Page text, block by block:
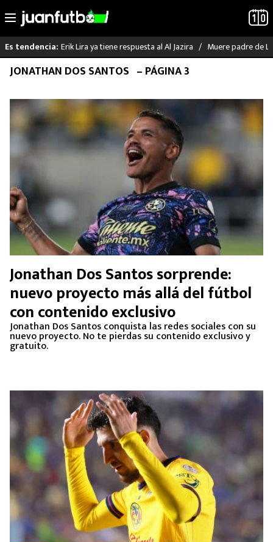
Saltar
Es tendencia: Erik Lira ya tiene respuesta al Al Jazira Muere padre de
LO ÚLTIMO
LIGA MX
RAYADOS
PUMAS
ATLANTE
SELECCIÓN MEXICANA
FUTBOL INTERNACIONAL
MEXICANOS EN EL EXTRANJERO
FUTBOL ESTUFA
FÓRMULA 1
LIGA MX
NFL
JONATHAN DOS SANTOS – PÁGINA 3
Jonathan Dos Santos sorprende:
nuevo proyecto más allá del fútbol
con contenido exclusivo
Jonathan Dos Santos conquista las redes sociales con su
nuevo proyecto. No te pierdas su contenido exclusivo y
gratuito.